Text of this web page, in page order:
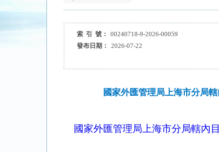
索 引 號：
00240718-9-2026-00059
發布日期：
2026-07-22
國家外匯管理局上海市分局
國家外匯管理局上海市分局轄內